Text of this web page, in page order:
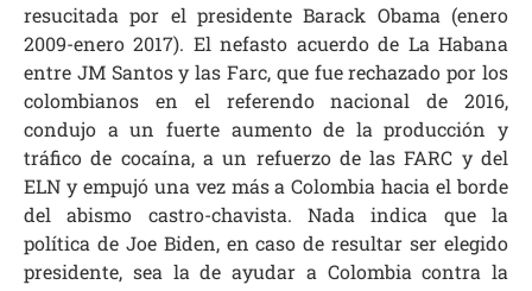
resucitada por el presidente Barack Obama (enero
2009-enero 2017). El nefasto acuerdo de La Habana
entre JM Santos y las Farc, que fue rechazado por los
colombianos en el referendo nacional de 2016,
condujo a un fuerte aumento de la producción y
tráfico de cocaína, a un refuerzo de las FARC y del
ELN y empujó una vez más a Colombia hacia el borde
del abismo castro-chavista. Nada indica que la
política de Joe Biden, en caso de resultar ser elegido
presidente, sea la de ayudar a Colombia contra la